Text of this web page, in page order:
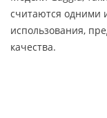
считаются одними
использования,
качества.